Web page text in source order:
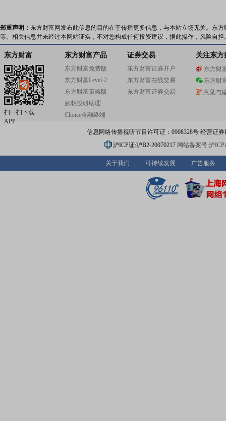
郑重声明： 东方财富网发布此信息的目的在于传播更多信息，与本站立场无关。东
等。相关信息并未经过本网站证实，不对您构成任何投资建议，据此操作，风险自担